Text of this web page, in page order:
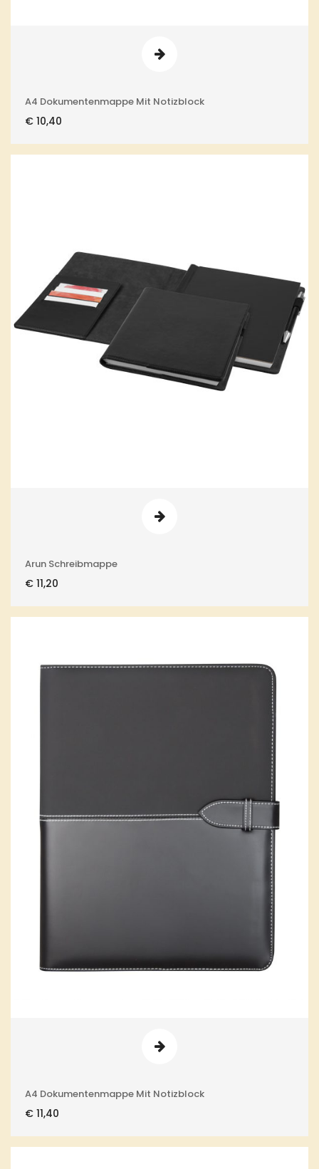
A4 Dokumentenmappe Mit Notizblock
€ 10,40
Arun Schreibmappe
€ 11,20
A4 Dokumentenmappe Mit Notizblock
€ 11,40